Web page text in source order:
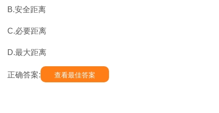
B.安全距离
C.必要距离
D.最大距离
正确答案: 查看最佳答案